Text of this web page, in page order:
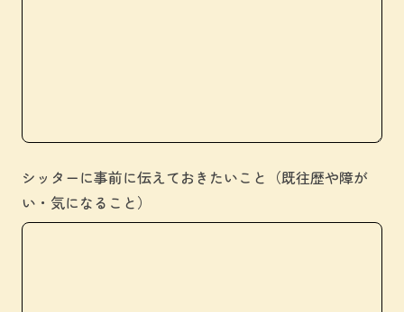
シッターに事前に伝えておきたいこと（既往歴や障が
い・気になること）